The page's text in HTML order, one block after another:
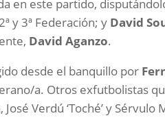
en este partido,
y 3ª Federación; y David
David Aganzo.
desde el banquillo por
a. Otros exfutbolistas
Verdú ‘Toché’ y Sérvulo